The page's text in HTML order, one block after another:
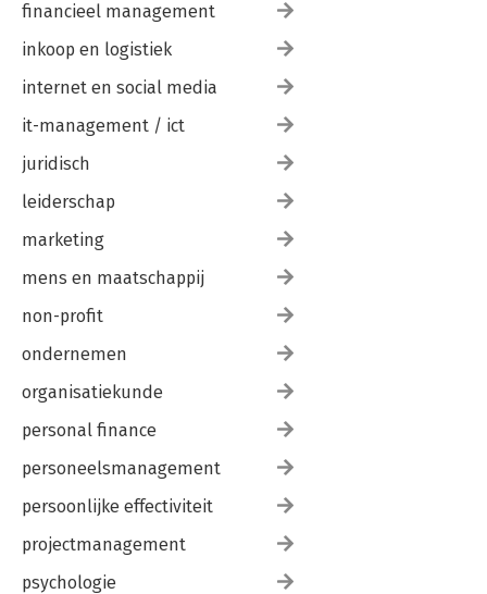
financieel management
inkoop en logistiek
internet en social media
it-management / ict
juridisch
leiderschap
marketing
mens en maatschappij
non-profit
ondernemen
organisatiekunde
personal finance
personeelsmanagement
persoonlijke effectiviteit
projectmanagement
psychologie